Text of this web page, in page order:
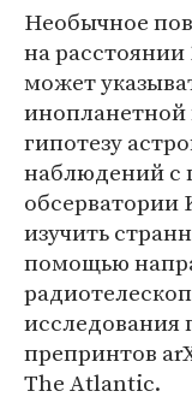
Необычное
на расстоянии
может
гипотезу
наблюдений с
обсерватории
изучить
помощью
исследования
препринтов
The Atlantic.